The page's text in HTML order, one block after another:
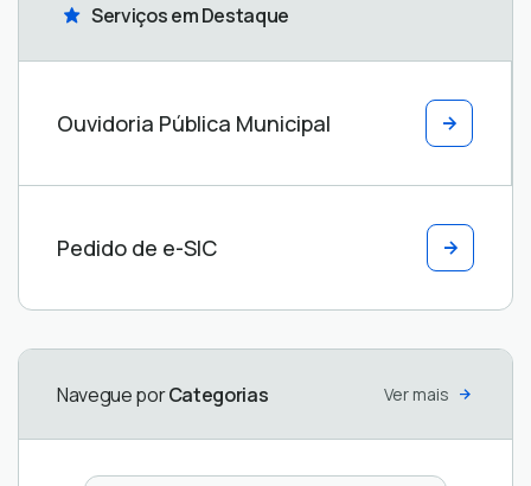
Serviços em Destaque
Ouvidoria Pública Municipal
Pedido de e-SIC
Navegue porCategorias Ver mais
Ver
serviços
serviços